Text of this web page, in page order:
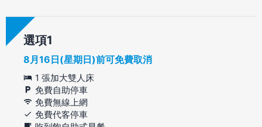
選項
8月16日(星期日)前可免費取消
1 張加大雙人床
免費自助停車
免費無線上網
免費代客停車